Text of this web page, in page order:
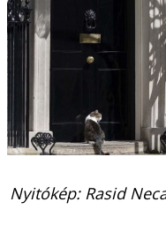
Nyitókép: Rasid